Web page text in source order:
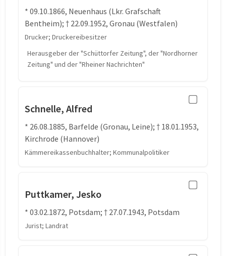
* 09.10.1866, Neuenhaus (Lkr. Grafschaft
Bentheim); † 22.09.1952, Gronau (Westfalen)
Drucker; Druckereibesitzer
Herausgeber der "Schüttorfer Zeitung", der "Nordhorner
Zeitung" und der "Rheiner Nachrichten"
Schnelle, Alfred
* 26.08.1885, Barfelde (Gronau, Leine); † 18.01.1953,
Kirchrode (Hannover)
Kämmereikassenbuchhalter; Kommunalpolitiker
Puttkamer, Jesko
* 03.02.1872, Potsdam; † 27.07.1943, Potsdam
Jurist; Landrat